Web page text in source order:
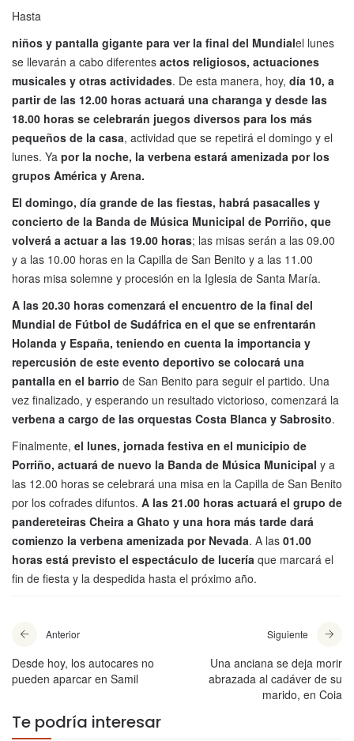
Hasta
niños y pantalla gigante para ver la final del Mundialel lunes
se llevarán a cabo diferentes actos religiosos, actuaciones
musicales y otras actividades. De esta manera, hoy, día 10, a
partir de las 12.00 horas actuará una charanga y desde las
18.00 horas se celebrarán juegos diversos para los más
pequeños de la casa, actividad que se repetirá el domingo y el
lunes. Ya por la noche, la verbena estará amenizada por los
grupos América y Arena.
El domingo, día grande de las fiestas, habrá pasacalles y
concierto de la Banda de Música Municipal de Porriño, que
volverá a actuar a las 19.00 horas; las misas serán a las 09.00
y a las 10.00 horas en la Capilla de San Benito y a las 11.00
horas misa solemne y procesión en la Iglesia de Santa María.
A las 20.30 horas comenzará el encuentro de la final del
Mundial de Fútbol de Sudáfrica en el que se enfrentarán
Holanda y España, teniendo en cuenta la importancia y
repercusión de este evento deportivo se colocará una
pantalla en el barrio de San Benito para seguir el partido. Una
vez finalizado, y esperando un resultado victorioso, comenzará la
verbena a cargo de las orquestas Costa Blanca y Sabrosito.
Finalmente, el lunes, jornada festiva en el municipio de
Porriño, actuará de nuevo la Banda de Música Municipal y a
las 12.00 horas se celebrará una misa en la Capilla de San Benito
por los cofrades difuntos. A las 21.00 horas actuará el grupo de
pandereteiras Cheira a Ghato y una hora más tarde dará
comienzo la verbena amenizada por Nevada. A las 01.00
horas está previsto el espectáculo de lucería que marcará el
fin de fiesta y la despedida hasta el próximo año.
Anterior
Desde hoy, los autocares no
pueden aparcar en Samil
Siguiente
Una anciana se deja morir
abrazada al cadáver de su
marido, en Coia
Te podría interesar